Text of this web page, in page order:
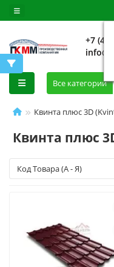
+7
Все категории
Квинта плюс 3D
Квинта плюс